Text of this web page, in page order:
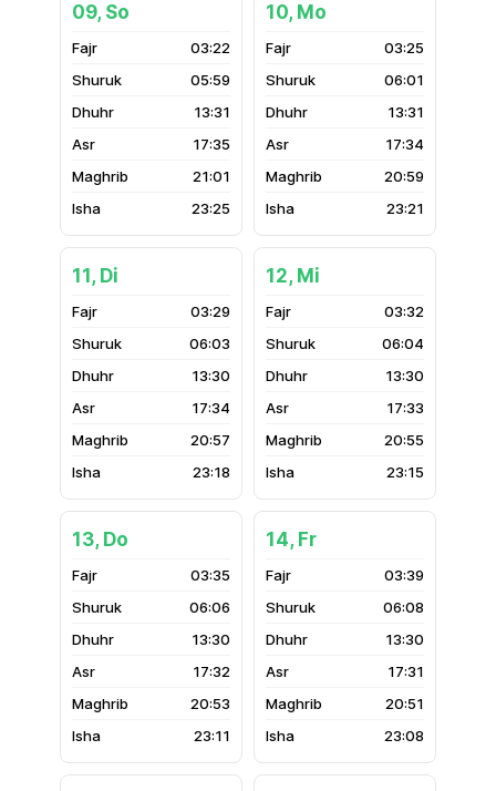
09, So
03:22
05:59
13:31
17:35
21:01
23:25
10, Mo
03:25
06:01
13:31
17:34
20:59
23:21
11, Di
03:29
06:03
13:30
17:34
20:57
23:18
12, Mi
03:32
06:04
13:30
17:33
20:55
23:15
13, Do
03:35
06:06
13:30
17:32
20:53
23:11
14, Fr
03:39
06:08
13:30
17:31
20:51
23:08